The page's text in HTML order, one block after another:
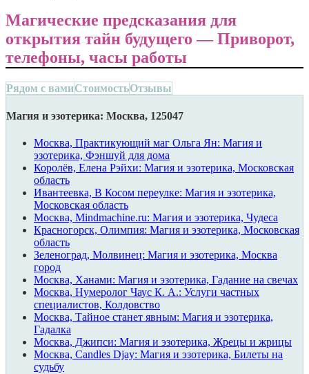
Магические предсказания для
открытия тайн будущего — Приворот,
телефоны, часы работы
Рядом с вамиСтоимостьОтзывы
Магия и эзотерика: Москва, 125047
Москва, Практикующий маг Ольга Ян: Магия и
эзотерика, Фэншуй для дома
Королёв, Елена Рэйхи: Магия и эзотерика, Московская
область
Ивантеевка, В Косом переулке: Магия и эзотерика,
Московская область
Москва, Mindmachine.ru: Магия и эзотерика, Чудеса
Красногорск, Олимпия: Магия и эзотерика, Московская
область
Зеленоград, Молвинец: Магия и эзотерика, Москва
город
Москва, Ханами: Магия и эзотерика, Гадание на свечах
Москва, Нумеролог Чаус К. А.: Услуги частных
специалистов, Колдовство
Москва, Тайное станет явным: Магия и эзотерика,
Гадалка
Москва, Джипси: Магия и эзотерика, Жрецы и жрицы
Москва, Candles Djay: Магия и эзотерика, Билеты на
судьбу